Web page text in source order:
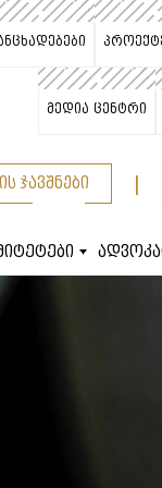
მედია ცენტრი
ჯავშნები